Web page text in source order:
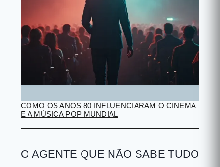
COMO OS ANOS 80 INFLUENCIARAM O CINEMA
E A MÚSICA POP MUNDIAL
O AGENTE QUE NÃO SABE TUDO